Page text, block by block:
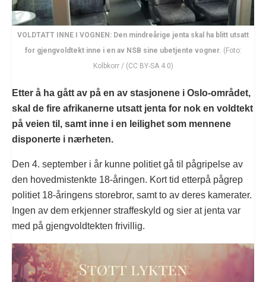
VOLDTATT INNE I VOGNEN: Den mindreårige jenta skal ha blitt utsatt
for gjengvoldtekt inne i en av NSB sine ubetjente vogner. (Foto:
Kolbkorr / (CC BY-SA 4.0)
Etter å ha gått av på en av stasjonene i Oslo-området,
skal de fire afrikanerne utsatt jenta for nok en voldtekt
på veien til, samt inne i en leilighet som mennene
disponerte i nærheten.
Den 4. september i år kunne politiet gå til pågripelse av
den hovedmistenkte 18-åringen. Kort tid etterpå pågrep
politiet 18-åringens storebror, samt to av deres kamerater.
Ingen av dem erkjenner straffeskyld og sier at jenta var
med på gjengvoldtekten frivillig.